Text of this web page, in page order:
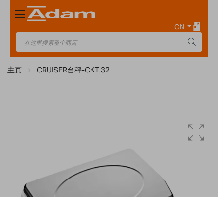
Toggle
Nav
CN
主页 CRUISER台秤-CKT 32
images